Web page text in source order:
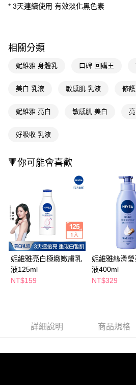
後付繳納相關費用。
【注意事項】
易，需依本服務之必要範圍內提供個人資料
２．關於個人資料處理事宜，請瀏覽以下網址
「AFTEE先享後付」，若未經同意申辦者引
４．使用「AFTEE先享後付」時，將依據個
５．嚴禁一人註冊多個帳號或使用他人資訊註
7-11取貨付款
每筆NT$65，滿NT$490(含以上)免運費
宅配(本島)
每筆NT$80，滿NT$290(含以上)免運費
* 3天連續使用 有效淡化黑色素
相關分類
妮維雅 身體乳 口碑 回購王
美白 乳液 敏感肌 乳液 修
妮維雅 亮白 敏感肌 美白
好吸收 乳液
🔻你可能會喜歡
妮維雅亮白極緻嫩膚乳
液125ml
NT$159
妮維雅絲滑
液400ml
NT$329
詳細說明 商品規格